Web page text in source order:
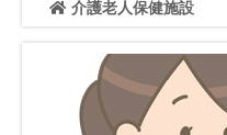
介護老人保健施設